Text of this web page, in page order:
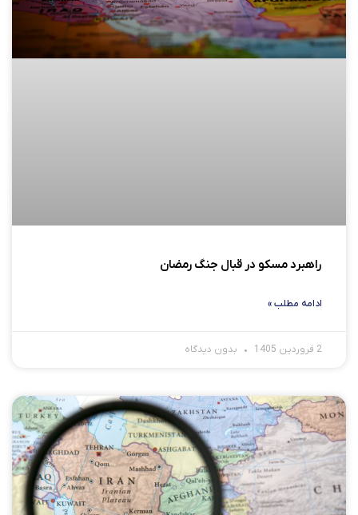
راهبرد مسکو در قبال جنگ رمضان
ادامه مطلب »
2 فروردین 1405 بدون دیدگاه